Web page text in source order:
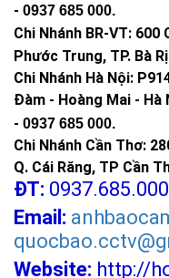
- 0937 685 000.
Chi Nhánh BR-VT: 600
Phước Trung, TP. Bà
Chi Nhánh Hà Nội:
Đàm - Hoàng Mai - Hà
- 0937 685 000.
Chi Nhánh Cần Thơ:
Q. Cái Răng, TP Cần
ĐT:
Email:
Website: http://